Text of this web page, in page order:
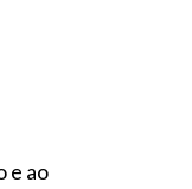
e ao